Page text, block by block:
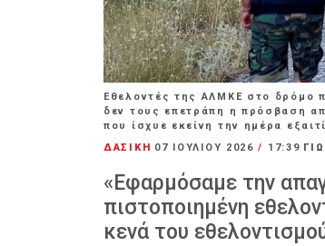
Εθελοντές της ΑΛΜΚΕ στο δρόμο
δεν τους επετράπη η πρόσβαση
που ίσχυε εκείνη την ημέρα
ΔΑΣΙΚΗ
07 ΙΟΥΛΊΟΥ 2026/ 17:39
«Εφαρμόσαμε την
πιστοποιημένη
κενά του